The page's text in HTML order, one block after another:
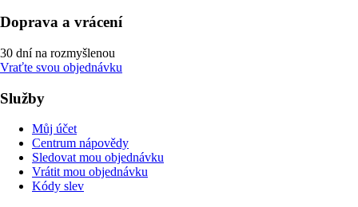
Doprava a vrácení
30 dní na rozmyšlenou
Vraťte svou objednávku
Služby
Můj účet
Centrum nápovědy
Sledovat mou objednávku
Vrátit mou objednávku
Kódy slev